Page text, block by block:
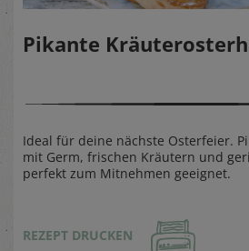
Pikante
Ideal für deine nächste Osterfeier.
mit Germ, frischen Kräutern und
perfekt zum Mitnehmen geeignet.
REZEPT DRUCKEN